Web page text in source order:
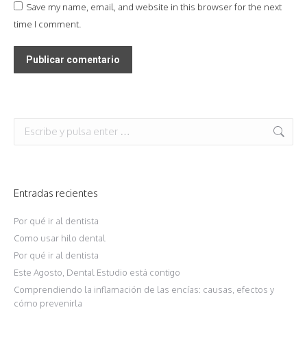
Save my name, email, and website in this browser for the next
time I comment.
Publicar comentario
Entradas recientes
Por qué ir al dentista
Como usar hilo dental
Por qué ir al dentista
Este Agosto, Dental Estudio está contigo
Comprendiendo la inflamación de las encías: causas, efectos y
cómo prevenirla